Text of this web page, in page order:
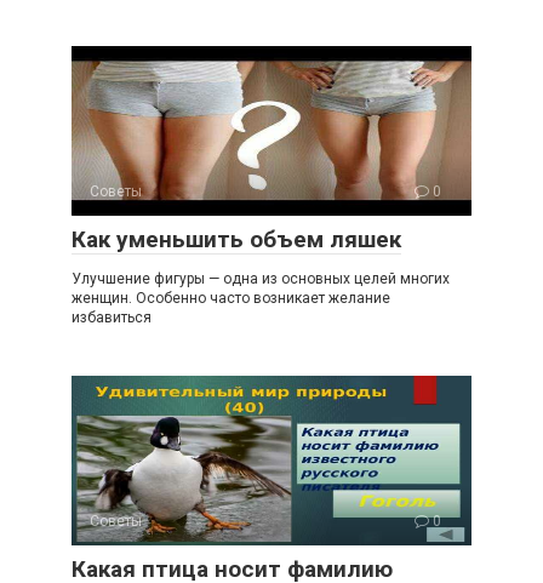
Советы 0
Как уменьшить объем ляшек
Улучшение фигуры — одна из основных целей многих
женщин. Особенно часто возникает желание
избавиться
Советы 0
Какая птица носит фамилию